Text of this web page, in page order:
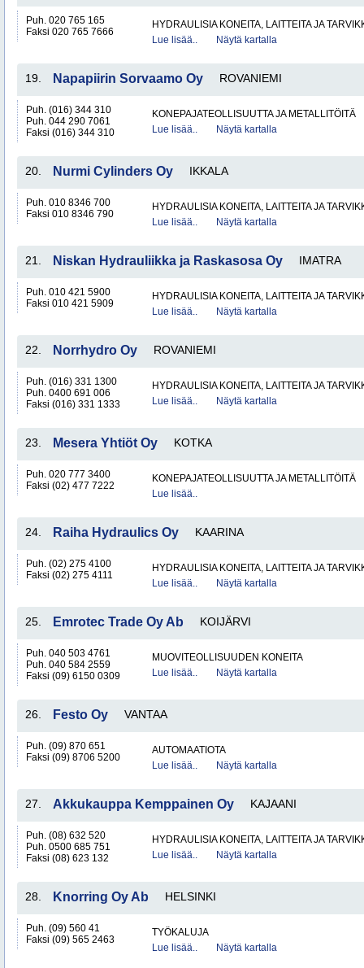
Puh. 020 765 165
Faksi 020 765 7666
HYDRAULISIA KONEITA, LAITTEITA JA
Lue lisää..
Näytä kartalla
19. Napapiirin Sorvaamo Oy ROVANIEMI
Puh. (016) 344 310
Puh. 044 290 7061
Faksi (016) 344 310
KONEPAJATEOLLISUUTTA JA METALLITÖITÄ
Lue lisää..
Näytä kartalla
20. Nurmi Cylinders Oy IKKALA
Puh. 010 8346 700
Faksi 010 8346 790
HYDRAULISIA KONEITA, LAITTEITA JA
Lue lisää..
Näytä kartalla
21. Niskan Hydrauliikka ja Raskasosa Oy IMATRA
Puh. 010 421 5900
Faksi 010 421 5909
HYDRAULISIA KONEITA, LAITTEITA JA
Lue lisää..
Näytä kartalla
22. Norrhydro Oy ROVANIEMI
Puh. (016) 331 1300
Puh. 0400 691 006
Faksi (016) 331 1333
HYDRAULISIA KONEITA, LAITTEITA JA
Lue lisää..
Näytä kartalla
23. Mesera Yhtiöt Oy KOTKA
Puh. 020 777 3400
Faksi (02) 477 7222
KONEPAJATEOLLISUUTTA JA METALLITÖITÄ
Lue lisää..
24. Raiha Hydraulics Oy KAARINA
Puh. (02) 275 4100
Faksi (02) 275 4111
HYDRAULISIA KONEITA, LAITTEITA JA
Lue lisää..
Näytä kartalla
25. Emrotec Trade Oy Ab KOIJÄRVI
Puh. 040 503 4761
Puh. 040 584 2559
Faksi (09) 6150 0309
MUOVITEOLLISUUDEN KONEITA
Lue lisää..
Näytä kartalla
26. Festo Oy VANTAA
Puh. (09) 870 651
Faksi (09) 8706 5200
AUTOMAATIOTA
Lue lisää..
Näytä kartalla
27. Akkukauppa Kemppainen Oy KAJAANI
Puh. (08) 632 520
Puh. 0500 685 751
Faksi (08) 623 132
HYDRAULISIA KONEITA, LAITTEITA JA
Lue lisää..
Näytä kartalla
28. Knorring Oy Ab HELSINKI
Puh. (09) 560 41
Faksi (09) 565 2463
TYÖKALUJA
Lue lisää..
Näytä kartalla